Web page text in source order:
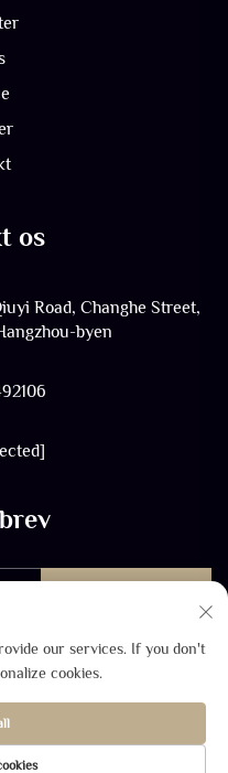
os
Road, Changhe Street,
byen
WINCOME Co.,
our services. If you don't
cookies.